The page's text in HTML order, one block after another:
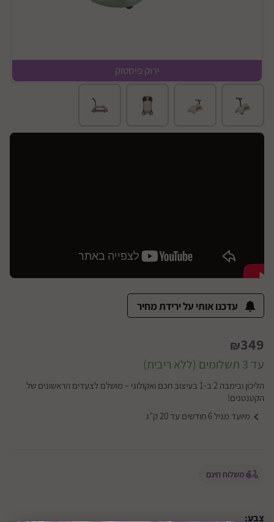
ירוק פיסטוק
עדכנו אותי על ירידת מחיר
₪349
עד 3 תשלומים (ללא ריבית)
הליכון ובימבה 2 ב-1 בעיצוב חכם ואקולוגי – מושלם לצעדים הראשונים של
הקטנטנים!
מיועד מגיל 6 חודשים עד 20 ק”ג
משלוח חינם
צבע: